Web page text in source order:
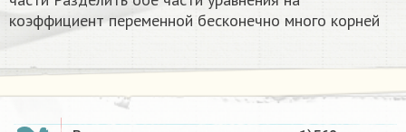
коэффициент переменной бесконечно много корней​